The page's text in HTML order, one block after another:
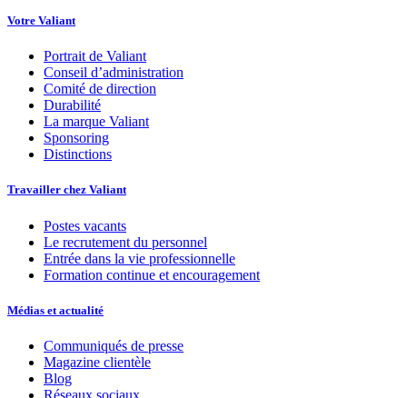
Votre Valiant
Portrait de Valiant
Conseil d’administration
Comité de direction
Durabilité
La marque Valiant
Sponsoring
Distinctions
Travailler chez Valiant
Postes vacants
Le recrutement du personnel
Entrée dans la vie professionnelle
Formation continue et encouragement
Médias et actualité
Communiqués de presse
Magazine clientèle
Blog
Réseaux sociaux